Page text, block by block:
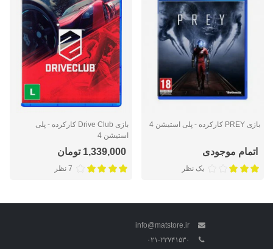
بازی PREY کارکرده - پلی استیشن 4
اتمام موجودی
یک نظر
بازی Drive Club کارکرده - پلی
استیشن 4
1,339,000 تومان
7 نظر
info@matstore.ir
۰۲۱-۲۲۷۴۱۵۳۰